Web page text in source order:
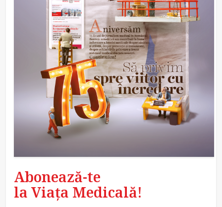
Abonează-te
la Viața Medicală!